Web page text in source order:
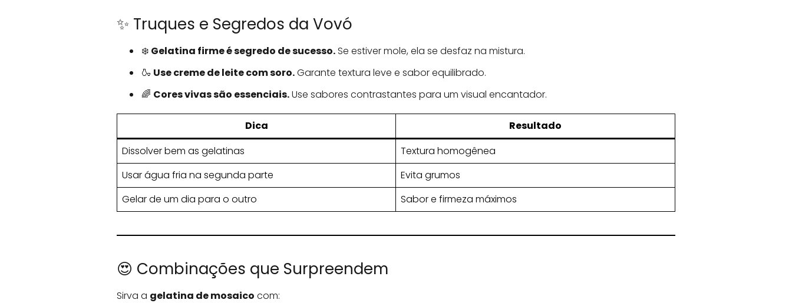
✨ Truques e Segredos da Vovó
❄️ Gelatina firme é segredo de sucesso.Se estiver mole, ela se desfaz na mistura.
🍶 Use creme de leite com soro.Garante textura leve e sabor equilibrado.
🌈 Cores vivas são essenciais.Use sabores contrastantes para um visual encantador.
Dica
Resultado
Dissolver bem as gelatinas
Textura homogênea
Usar água fria na segunda parte
Evita grumos
Gelar de um dia para o outro
Sabor e firmeza máximos
😍 Combinações que Surpreendem
Sirva a gelatina de mosaico com: